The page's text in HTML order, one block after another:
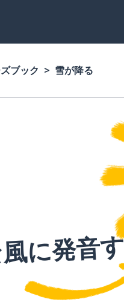
ブック 雪が降る
に発音